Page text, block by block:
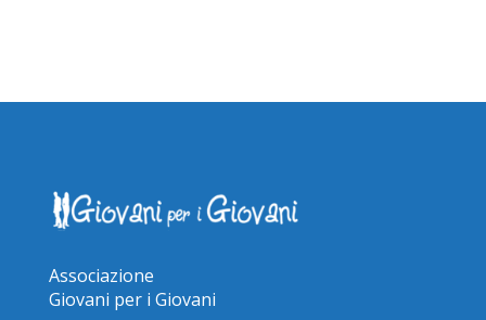
Associazione
Giovani per i Giovani